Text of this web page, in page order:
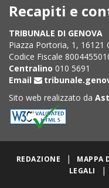
Recapiti e
TRIBUNALE DI GENOVA
Piazza Portoria, 1, 16121
Codice Fiscale
Centralino 010 5691
Email
Sito web realizzato da
REDAZIONE | MAPPA
LEGALI
|